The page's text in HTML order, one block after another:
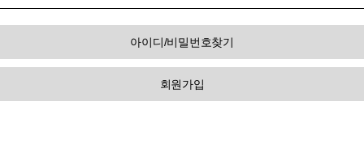
아이디/비밀번호찾기
회원가입